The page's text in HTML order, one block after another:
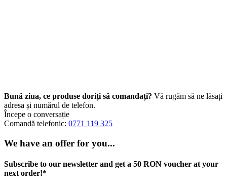
Bună ziua, ce produse doriți să comandați? Vă rugăm să ne lăsați
adresa și numărul de telefon.
Începe o conversație
Comandă telefonic: 0771 119 325
We have an offer for you...
Subscribe to our newsletter and get a 50 RON voucher at your
next order!*